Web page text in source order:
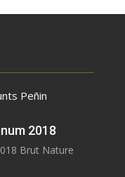
2018
Brut Nature